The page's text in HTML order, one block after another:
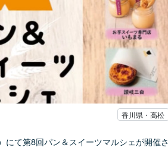
香川県・高松
て第8回パン＆スイーツマルシェが開催さ